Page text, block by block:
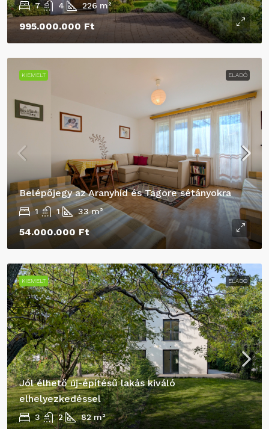
7 4 226 m²
995.000.000 Ft
KIEMELT ELADÓ
Belépőjegy az Aranyhíd és Tagore sétányokra
1 1 33 m²
54.000.000 Ft
KIEMELT ELADÓ
Jól élhető új-építésű lakás kiváló
elhelyezkedéssel
3 2 82 m²